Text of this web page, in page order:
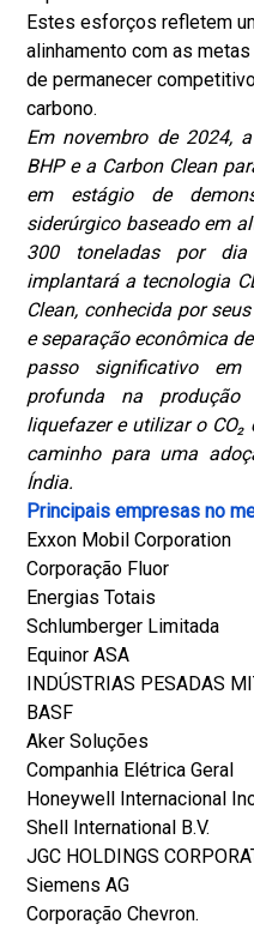
Estes esforços refletem
alinhamento com as
de permanecer
carbono.
Em novembro de 2024,
BHP e a Carbon Clean
em estágio de
siderúrgico baseado em
300 toneladas por
implantará a tecnologia
Clean, conhecida por
e separação econômica
passo significativo em
profunda na
liquefazer e utilizar o
caminho para uma
Índia.
Principais empresas no
Exxon Mobil Corporation
Corporação Fluor
Energias Totais
Schlumberger Limitada
Equinor ASA
INDÚSTRIAS PESADAS
BASF
Aker Soluções
Companhia Elétrica Geral
Honeywell Internacional
Shell International B.V.
JGC HOLDINGS
Siemens AG
Corporação Chevron.